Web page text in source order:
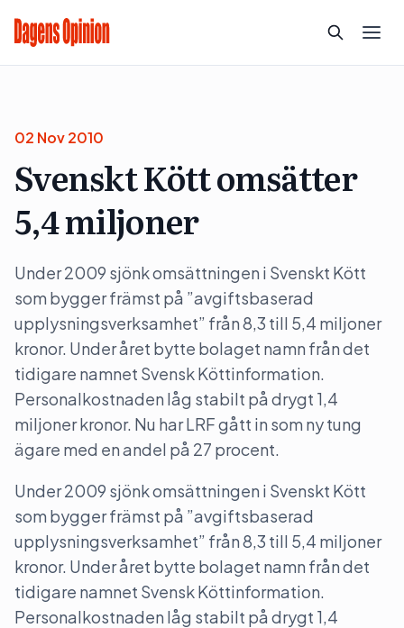
02 Nov 2010
Svenskt Kött omsätter
5,4 miljoner
Under 2009 sjönk omsättningen i Svenskt Kött
som bygger främst på ”avgiftsbaserad
upplysningsverksamhet” från 8,3 till 5,4 miljoner
kronor. Under året bytte bolaget namn från det
tidigare namnet Svensk Köttinformation.
Personalkostnaden låg stabilt på drygt 1,4
miljoner kronor. Nu har LRF gått in som ny tung
ägare med en andel på 27 procent.
Under 2009 sjönk omsättningen i Svenskt Kött
som bygger främst på ”avgiftsbaserad
upplysningsverksamhet” från 8,3 till 5,4 miljoner
kronor. Under året bytte bolaget namn från det
tidigare namnet Svensk Köttinformation.
Personalkostnaden låg stabilt på drygt 1,4